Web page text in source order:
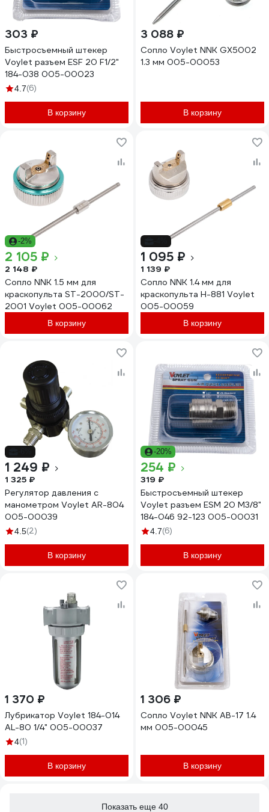
303 ₽
Быстросъемный штекер
Voylet разъем ЕSF 20 F1/2"
184-038 005-00023
4.7(6)
В корзину
3 088 ₽
Сопло Voylet NNK GХ5002
1.3 мм 005-00053
В корзину
-2%
2 105 ₽
2 148 ₽
Сопло NNK 1.5 мм для
краскопульта ST-2000/ST-
2001 Voylet 005-00062
В корзину
1 095 ₽
1 139 ₽
Сопло NNK 1.4 мм для
краскопульта H-881 Voylet
005-00059
В корзину
1 249 ₽
1 325 ₽
Регулятор давления c
манометром Voylet AR-804
005-00039
4.5(2)
В корзину
-20%
254 ₽
319 ₽
Быстросъемный штекер
Voylet разъем ЕSМ 20 М3/8"
184-046 92-123 005-00031
4.7(6)
В корзину
1 370 ₽
Лубрикатор Voylet 184-014
АL-80 1/4" 005-00037
4(1)
В корзину
1 306 ₽
Сопло Voylet NNK AB-17 1.4
мм 005-00045
В корзину
Показать еще 40